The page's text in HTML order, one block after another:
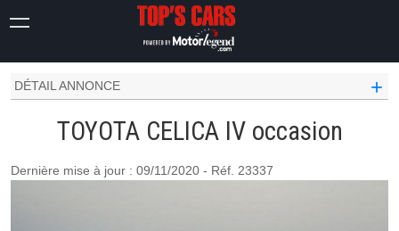
IV
DÉTAIL ANNONCE
+
TOYOTA CELICA IV occasion
Dernière mise à jour : 09/11/2020 - Réf. 23337